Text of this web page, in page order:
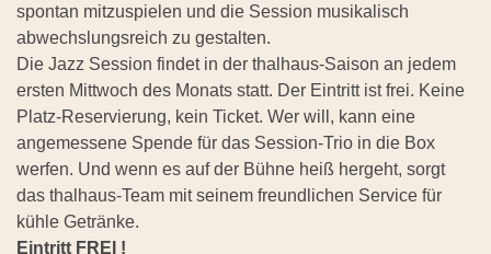
spontan mitzuspielen und die Session musikalisch
abwechslungsreich zu gestalten.
Die Jazz Session findet in der thalhaus-Saison an jedem
ersten Mittwoch des Monats statt. Der Eintritt ist frei. Keine
Platz-Reservierung, kein Ticket. Wer will, kann eine
angemessene Spende für das Session-Trio in die Box
werfen. Und wenn es auf der Bühne heiß hergeht, sorgt
das thalhaus-Team mit seinem freundlichen Service für
kühle Getränke.
Eintritt FREI !